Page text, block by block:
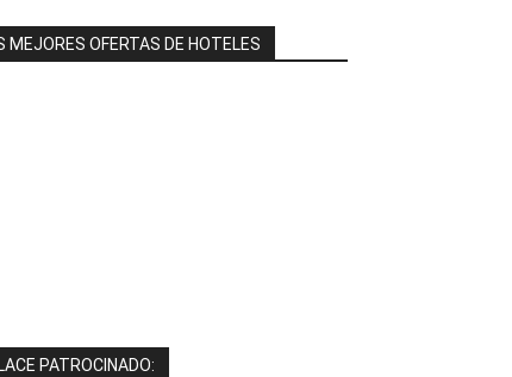
MEJORES OFERTAS DE HOTELES
PATROCINADO: